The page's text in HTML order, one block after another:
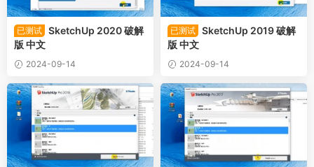
已测试 SketchUp 2020 破解
版 中文
2024-09-14
已测试 SketchUp 2019 破解
版 中文
2024-09-14